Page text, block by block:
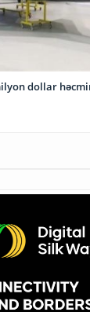
dollar